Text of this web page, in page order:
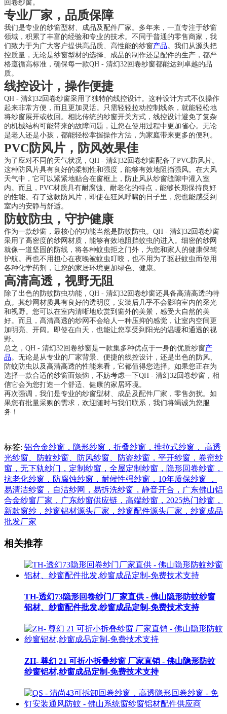
回卷纱窗。
专业厂家，品质保障
我们是专业的纱窗型材、成品及配件厂家。多年来，一直专注于纱窗
领域，积累了丰富的经验和专业的技术。不同于普通的零售商家，我
们致力于为广大客户提供高品质、高性能的纱窗产品。我们从源头把
控质量，无论是纱窗型材的选择、成品的制作还是配件的生产，都严
格遵循高标准，确保每一款QH - 清幻32回卷纱窗都能达到卓越的品
质。
线控设计，操作便捷
QH - 清幻32回卷纱窗采用了独特的线控设计。这种设计方式不仅操作
起来非常方便，而且更加灵活。只需轻轻拉动控制线条，就能轻松地
将纱窗展开或收回。相比传统的纱窗开关方式，线控设计避免了复杂
的机械结构可能带来的故障问题，让您在使用过程中更加省心。无论
是老人还是小孩，都能轻松掌握操作方法，为家庭带来更多的便利。
PVC防风片，防风效果佳
为了应对不同的天气状况，QH - 清幻32回卷纱窗配备了PVC防风片。
这种防风片具有良好的柔韧性和强度，能够有效地阻挡强风。在大风
天气中，它可以紧紧地贴合在窗框上，防止风从纱窗缝隙中灌入室
内。而且，PVC材质具有耐腐蚀、耐老化的特点，能够长期保持良好
的性能。有了这款防风片，即使在狂风呼啸的日子里，您也能感受到
室内的安静与舒适。
防蚊防虫，守护健康
作为一款纱窗，最核心的功能当然是防蚊防虫。QH - 清幻32回卷纱窗
采用了高密度的纱网材质，能够有效地阻挡蚊虫的进入。细密的纱网
就像一道坚固的防线，将各种蚊虫拒之门外，为您和家人的健康保驾
护航。再也不用担心在夜晚被蚊虫叮咬，也不用为了驱赶蚊虫而使用
各种化学药剂，让您的家居环境更加绿色、健康。
高清高透，视野无阻
除了出色的防蚊防虫功能，QH - 清幻32回卷纱窗还具备高清高透的特
点。其纱网材质具有良好的透明度，安装后几乎不会影响室内的采光
和视野。您可以在室内清晰地欣赏到窗外的美景，感受大自然的美
好。而且，高清高透的纱网不会给人一种压抑的感觉，让室内空间更
加明亮、开阔。即使在白天，也能让您享受到阳光的温暖和通透的视
野。
总之，QH - 清幻32回卷纱窗是一款集多种优点于一身的优质纱窗产
品。无论是从专业的厂家背景、便捷的线控设计，还是出色的防风、
防蚊防虫以及高清高透的性能来看，它都值得您选择。如果您正在为
选择一款合适的纱窗而烦恼，不妨考虑一下QH - 清幻32回卷纱窗，相
信它会为您打造一个舒适、健康的家居环境。
再次强调，我们是专业的纱窗型材、成品及配件厂家，零售勿扰。如
果您有批量采购的需求，欢迎随时与我们联系，我们将竭诚为您服
务！
标签: 铝合金纱窗，隐形纱窗，折叠纱窗，推拉式纱窗， 高透
光纱窗、防蚊纱窗、防风纱窗、防盗纱窗，平开纱窗，卷帘纱
窗，无下轨纱门，定制纱窗，全屋定制纱窗，隐形回卷纱窗，
抗老化纱窗，防腐蚀纱窗，耐候性强纱窗，10年质保纱窗 ，
易清洁纱窗，自洁纱网，易拆洗纱窗，静音开合，广东佛山铝
合金纱窗厂家，广东纱窗供应链，高端纱窗，2025热门纱窗，
新款窗纱，纱窗铝材源头厂家，纱窗配件源头厂家，纱窗成品
批发厂家
相关推荐
TH-透幻73隐形回卷纱门厂家直供 - 佛山隐形防蚊纱窗
铝材、纱窗配件批发,纱窗成品定制-免费技术支持
ZH- 尊幻 21 可折小拆叠纱窗 厂家直销 - 佛山隐形防蚊
纱窗铝材,纱窗成品定制-免费技术支持